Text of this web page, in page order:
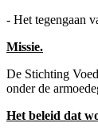
- Het tegengaan
Missie.
De Stichting
onder de
Het beleid dat